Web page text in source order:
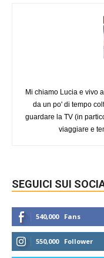
Mi chiamo Lucia e vivo
da un po' di tempo
guardare la TV (in
viaggiare e
SEGUICI SUI
540,000 Fans
550,000 Follower